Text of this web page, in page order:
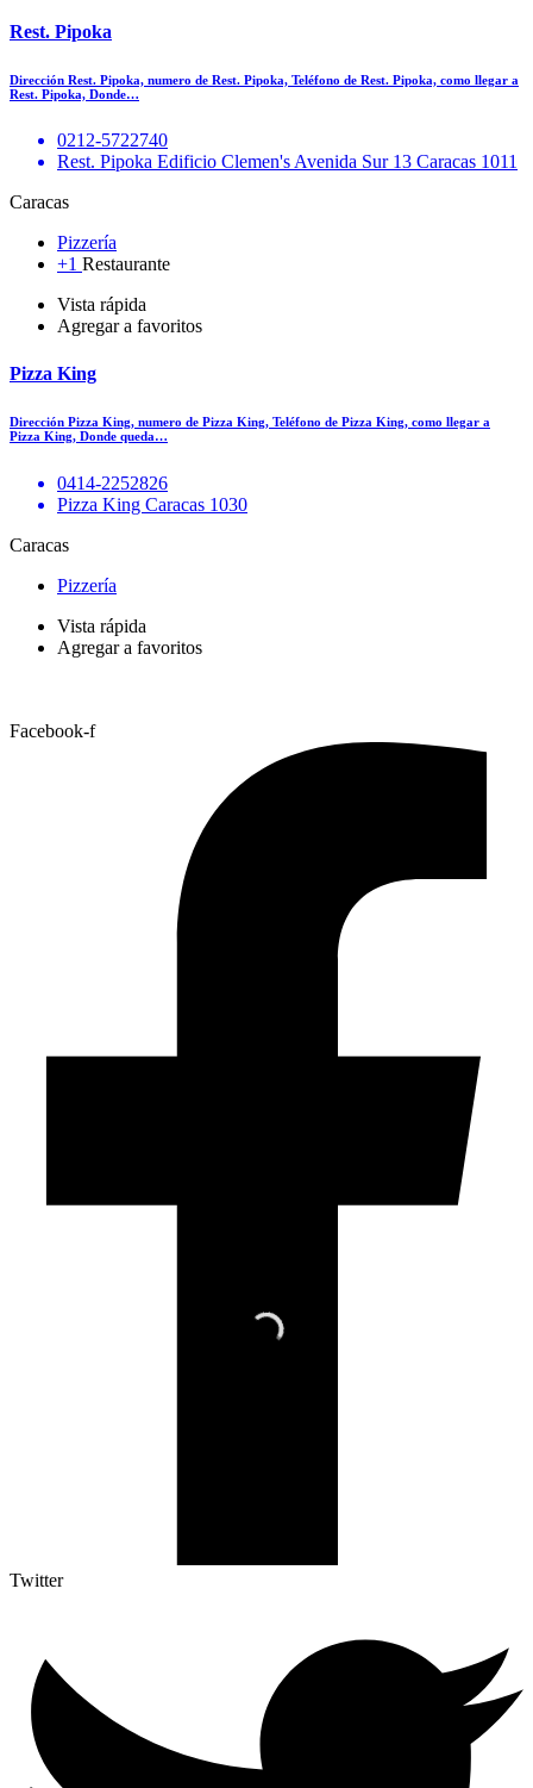
Rest. Pipoka
Dirección Rest. Pipoka, numero de Rest. Pipoka, Teléfono de Rest. Pipoka, como llegar a
Rest. Pipoka, Donde…
0212-5722740
Rest. Pipoka Edificio Clemen's Avenida Sur 13 Caracas 1011
Caracas
Pizzería
+1 Restaurante
Vista rápida
Agregar a favoritos
Pizza King
Dirección Pizza King, numero de Pizza King, Teléfono de Pizza King, como llegar a
Pizza King, Donde queda…
0414-2252826
Pizza King Caracas 1030
Caracas
Pizzería
Vista rápida
Agregar a favoritos
Facebook-f
Twitter